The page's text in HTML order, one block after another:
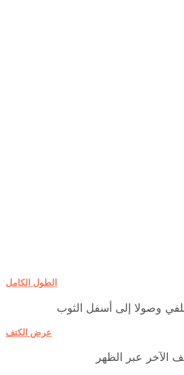
الطول الكامل
عرض الكتف